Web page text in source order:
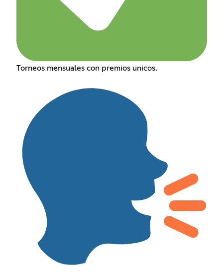
Torneos mensuales con premios unicos.